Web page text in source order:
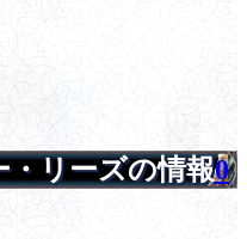
リーズの情報0